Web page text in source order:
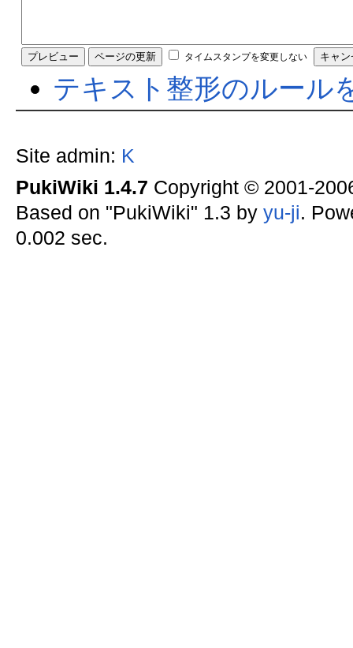
タイムスタンプを変更しない
テキスト整形のルール
Site admin: K
PukiWiki 1.4.7 Copyright © 2001-
Based on "PukiWiki" 1.3 by yu-ji.
0.002 sec.